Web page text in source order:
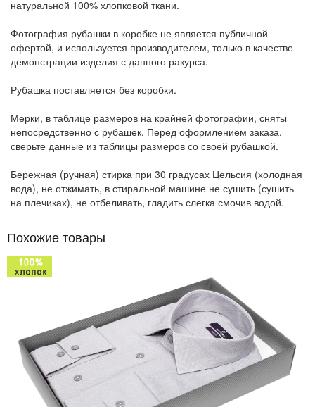
натуральной 100% хлопковой ткани.
Фотография рубашки в коробке не является публичной
офертой, и используется производителем, только в качестве
демонстрации изделия с данного ракурса.
Рубашка поставляется без коробки.
Мерки, в таблице размеров на крайней фотографии, сняты
непосредственно с рубашек. Перед оформлением заказа,
сверьте данные из таблицы размеров со своей рубашкой.
Бережная (ручная) стирка при 30 градусах Цельсия (холодная
вода), не отжимать, в стиральной машине не сушить (сушить
на плечиках), не отбеливать, гладить слегка смочив водой.
Похожие товары